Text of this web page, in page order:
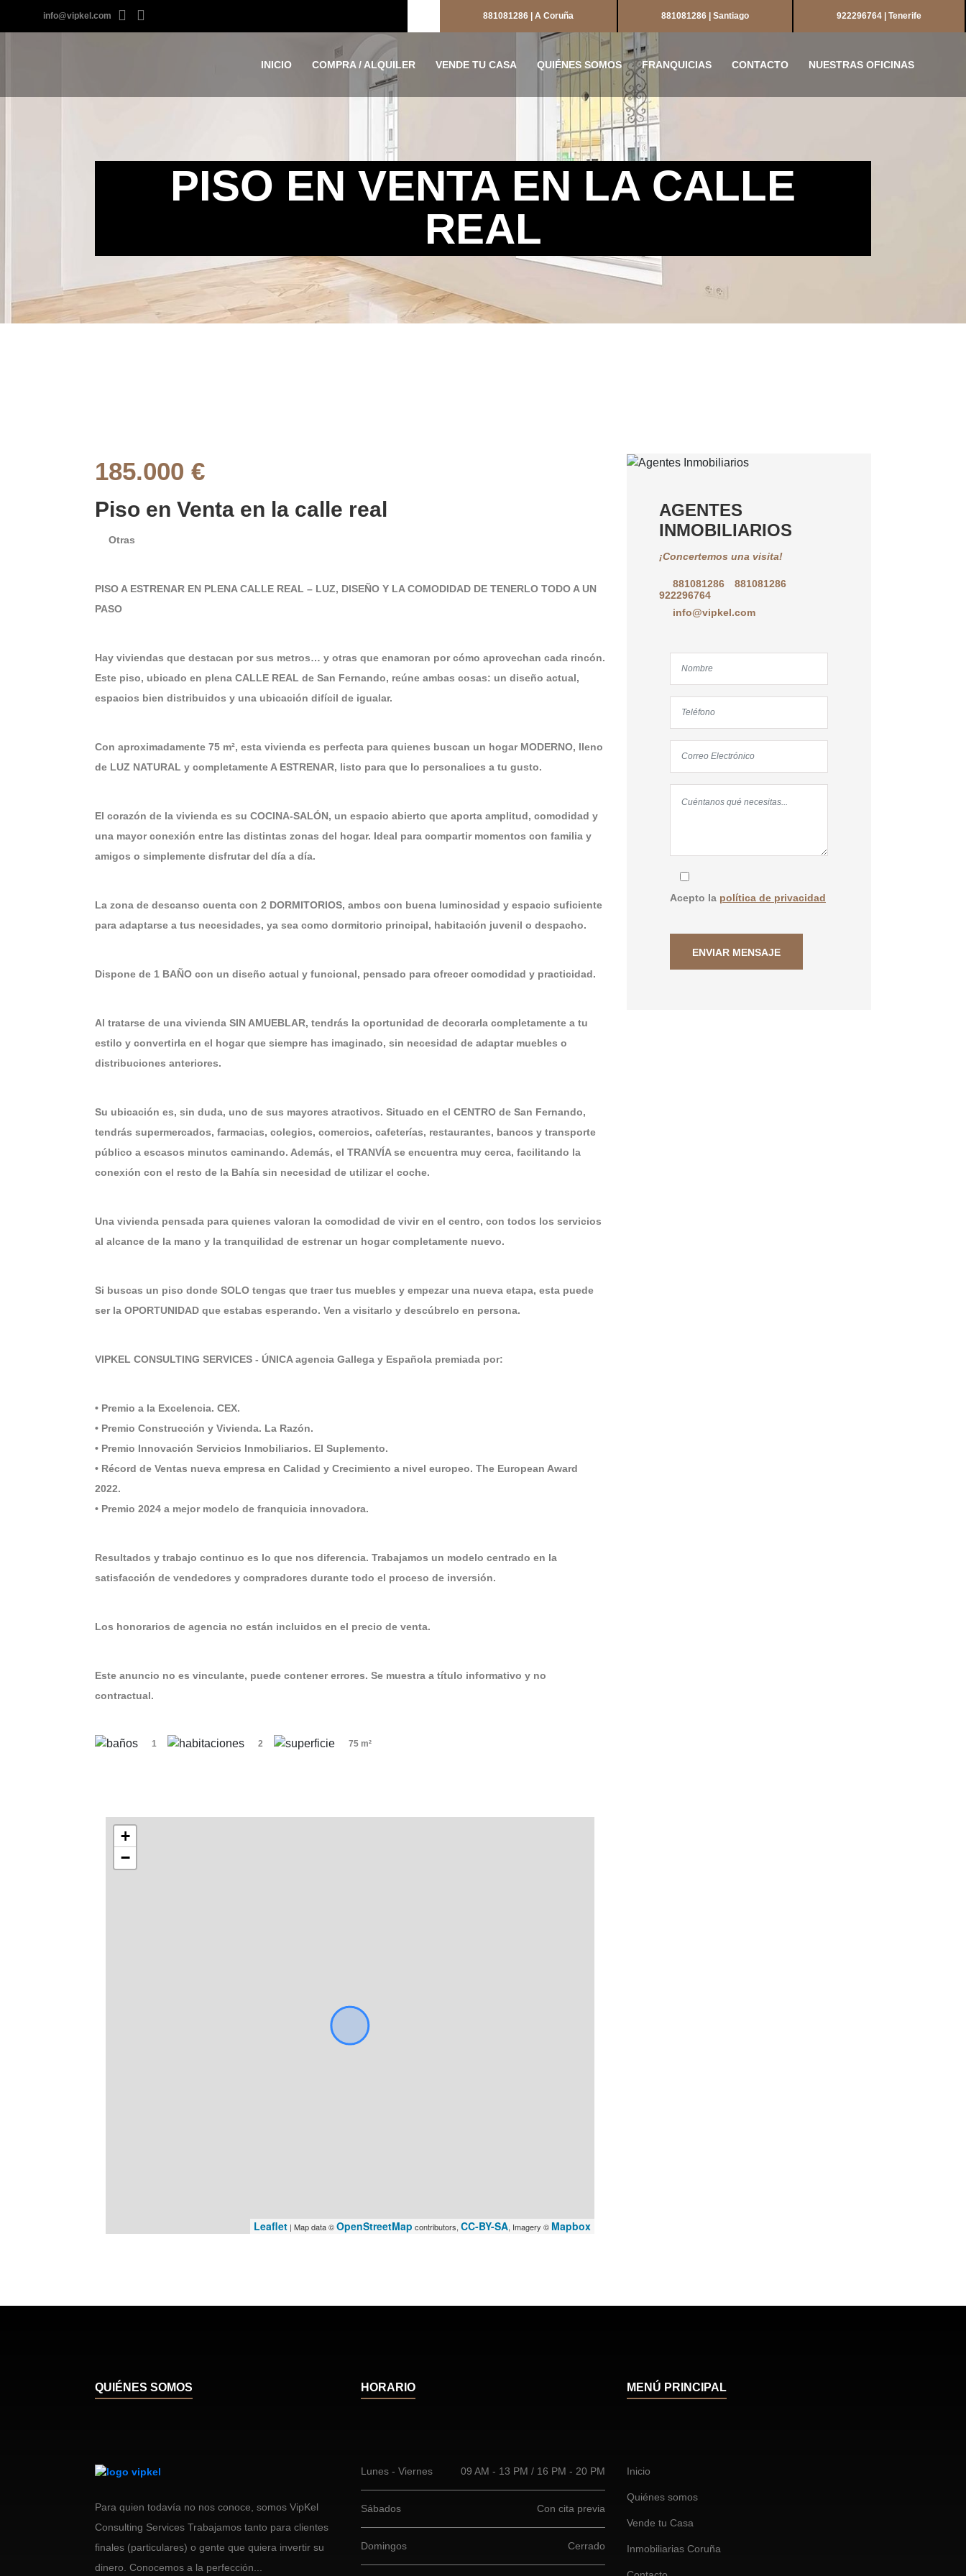
info@vipkel.com 881081286 | A Coruña 881081286 | Santiago 922296764 | Tenerife
INICIO COMPRA / ALQUILER VENDE TU CASA QUIÉNES SOMOS FRANQUICIAS CONTACTO NUESTRAS OFICINAS
PISO EN VENTA EN LA CALLE
REAL
185.000 €
Piso en Venta en la calle real
Otras
PISO A ESTRENAR EN PLENA CALLE REAL – LUZ, DISEÑO Y LA COMODIDAD DE TENERLO TODO A UN
PASO
Hay viviendas que destacan por sus metros… y otras que enamoran por cómo aprovechan cada rincón.
Este piso, ubicado en plena CALLE REAL de San Fernando, reúne ambas cosas: un diseño actual,
espacios bien distribuidos y una ubicación difícil de igualar.
Con aproximadamente 75 m², esta vivienda es perfecta para quienes buscan un hogar MODERNO, lleno
de LUZ NATURAL y completamente A ESTRENAR, listo para que lo personalices a tu gusto.
El corazón de la vivienda es su COCINA-SALÓN, un espacio abierto que aporta amplitud, comodidad y
una mayor conexión entre las distintas zonas del hogar. Ideal para compartir momentos con familia y
amigos o simplemente disfrutar del día a día.
La zona de descanso cuenta con 2 DORMITORIOS, ambos con buena luminosidad y espacio suficiente
para adaptarse a tus necesidades, ya sea como dormitorio principal, habitación juvenil o despacho.
Dispone de 1 BAÑO con un diseño actual y funcional, pensado para ofrecer comodidad y practicidad.
Al tratarse de una vivienda SIN AMUEBLAR, tendrás la oportunidad de decorarla completamente a tu
estilo y convertirla en el hogar que siempre has imaginado, sin necesidad de adaptar muebles o
distribuciones anteriores.
Su ubicación es, sin duda, uno de sus mayores atractivos. Situado en el CENTRO de San Fernando,
tendrás supermercados, farmacias, colegios, comercios, cafeterías, restaurantes, bancos y transporte
público a escasos minutos caminando. Además, el TRANVÍA se encuentra muy cerca, facilitando la
conexión con el resto de la Bahía sin necesidad de utilizar el coche.
Una vivienda pensada para quienes valoran la comodidad de vivir en el centro, con todos los servicios
al alcance de la mano y la tranquilidad de estrenar un hogar completamente nuevo.
Si buscas un piso donde SOLO tengas que traer tus muebles y empezar una nueva etapa, esta puede
ser la OPORTUNIDAD que estabas esperando. Ven a visitarlo y descúbrelo en persona.
VIPKEL CONSULTING SERVICES - ÚNICA agencia Gallega y Española premiada por:
• Premio a la Excelencia. CEX.
• Premio Construcción y Vivienda. La Razón.
• Premio Innovación Servicios Inmobiliarios. El Suplemento.
• Récord de Ventas nueva empresa en Calidad y Crecimiento a nivel europeo. The European Award
2022.
• Premio 2024 a mejor modelo de franquicia innovadora.
Resultados y trabajo continuo es lo que nos diferencia. Trabajamos un modelo centrado en la
satisfacción de vendedores y compradores durante todo el proceso de inversión.
Los honorarios de agencia no están incluidos en el precio de venta.
Este anuncio no es vinculante, puede contener errores. Se muestra a título informativo y no
contractual.
1 2 75 m²
+
−
Leaflet | Map data ©OpenStreetMap contributors, CC-BY-SA, Imagery © Mapbox
AGENTES
INMOBILIARIOS
¡Concertemos una visita!
881081286
881081286
922296764
info@vipkel.com
Acepto la política de privacidad
QUIÉNES SOMOS
Para quien todavía no nos conoce, somos VipKel
Consulting Services Trabajamos tanto para clientes
finales (particulares) o gente que quiera invertir su
dinero. Conocemos a la perfección...
HORARIO
Lunes - Viernes 09 AM - 13 PM / 16 PM - 20 PM
Sábados Con cita previa
Domingos Cerrado
MENÚ PRINCIPAL
Inicio
Quiénes somos
Vende tu Casa
Inmobiliarias Coruña